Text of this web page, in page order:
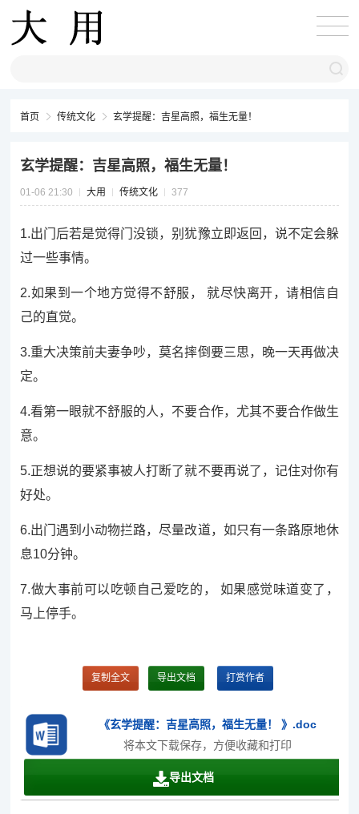
首页 传统文化 玄学提醒：吉星高照，福生无量！
玄学提醒：吉星高照，福生无量！
01-06 21:30 大用 传统文化 377
1.出门后若是觉得门没锁，别犹豫立即返回，说不定会躲
过一些事情。
2.如果到一个地方觉得不舒服， 就尽快离开，请相信自
己的直觉。
3.重大决策前夫妻争吵，莫名摔倒要三思，晚一天再做决
定。
4.看第一眼就不舒服的人，不要合作，尤其不要合作做生
意。
5.正想说的要紧事被人打断了就不要再说了，记住对你有
好处。
6.出门遇到小动物拦路，尽量改道，如只有一条路原地休
息10分钟。
7.做大事前可以吃顿自己爱吃的， 如果感觉味道变了，
马上停手。
复制全文 导出文档 打赏作者
《玄学提醒：吉星高照，福生无量！ 》.doc
将本文下载保存，方便收藏和打印
导出文档